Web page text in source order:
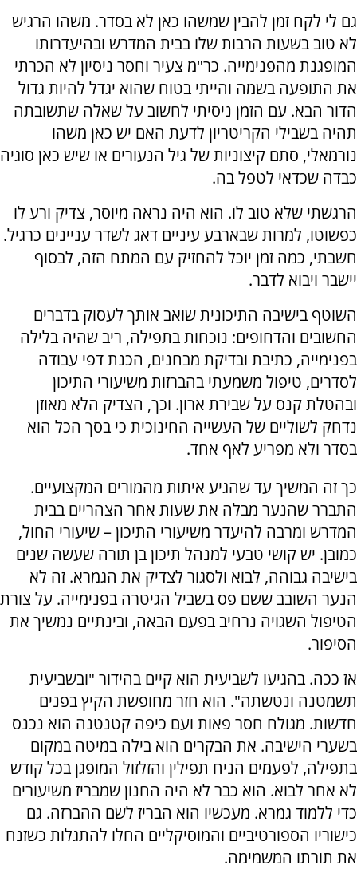
גם לי לקח זמן להבין שמשהו כאן לא בסדר. משהו הרגיש
לא טוב בשעות הרבות שלו בבית המדרש ובהיעדרותו
המופגנת מהפנימייה. כר"מ צעיר וחסר ניסיון לא הכרתי
את התופעה בשמה והייתי בטוח שהוא יגדל להיות גדול
הדור הבא. עם הזמן ניסיתי לחשוב על שאלה שתשובתה
תהיה בשבילי הקריטריון לדעת האם יש כאן משהו
נורמאלי, סתם קיצוניות של גיל הנעורים או שיש כאן סוגיה
כבדה שכדאי לטפל בה.
הרגשתי שלא טוב לו. הוא היה נראה מיוסר, צדיק ורע לו
כפשוטו, למרות שבארבע עיניים דאג לשדר עניינים כרגיל.
חשבתי, כמה זמן יוכל להחזיק עם המתח הזה, לבסוף
יישבר ויבוא לדבר.
השוטף בישיבה התיכונית שואב אותך לעסוק בדברים
החשובים והדחופים: נוכחות בתפילה, ריב שהיה בלילה
בפנימייה, כתיבת ובדיקת מבחנים, הכנת דפי עבודה
לסדרים, טיפול משמעתי בהברזות משיעורי התיכון
ובהטלת קנס על שבירת ארון. וכך, הצדיק הלא מאוזן
נדחק לשוליים של העשייה החינוכית כי בסך הכל הוא
בסדר ולא מפריע לאף אחד.
כך זה המשיך עד שהגיע איתות מהמורים המקצועיים.
התברר שהנער מבלה את שעות אחר הצהריים בבית
המדרש ומרבה להיעדר משיעורי התיכון – שיעורי החול,
כמובן. יש קושי טבעי למנהל תיכון בן תורה שעשה שנים
בישיבה גבוהה, לבוא ולסגור לצדיק את הגמרא. זה לא
הנער השובב ששם פס בשביל הגיטרה בפנימייה. על צורת
הטיפול השגויה נרחיב בפעם הבאה, ובינתיים נמשיך את
הסיפור.
אז ככה. בהגיעו לשביעית הוא קיים בהידור "ובשביעית
תשמטנה ונטשתה". הוא חזר מחופשת הקיץ בפנים
חדשות. מגולח חסר פאות ועם כיפה קטנטנה הוא נכנס
בשערי הישיבה. את הבקרים הוא בילה במיטה במקום
בתפילה, לפעמים הניח תפילין והזלזול המופגן בכל קודש
לא אחר לבוא. הוא כבר לא היה החנון שמבריז משיעורים
כדי ללמוד גמרא. מעכשיו הוא הבריז לשם ההברזה. גם
כישוריו הספורטיביים והמוסיקליים החלו להתגלות כשזנח
את תורתו המשמימה.